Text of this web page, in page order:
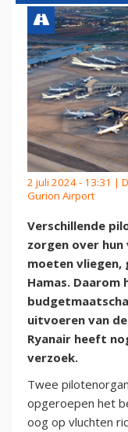
2 juli 2024 - 13:31 |
Gurion Airport
Verschillende
zorgen over hun
moeten vliegen,
Hamas. Daarom
uitvoeren van
Ryanair heeft
verzoek.
Twee
opgeroepen het
oog op vluchten